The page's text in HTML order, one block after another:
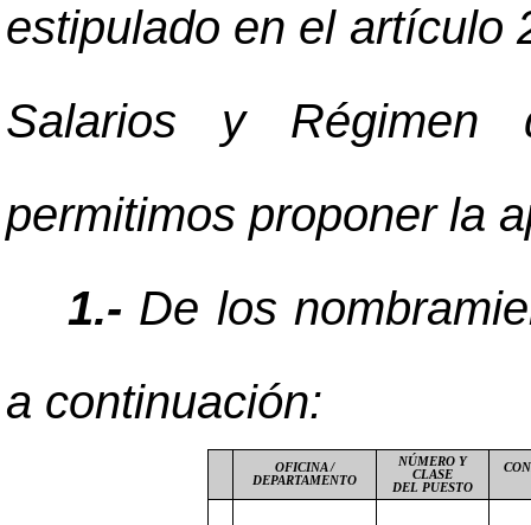
estipulado en el artículo
Salarios y
permitimos proponer la
1.- De los
a continuación:
OFICINA /
DEPARTAMENTO
NÚMERO Y
CLASE
DEL PUESTO